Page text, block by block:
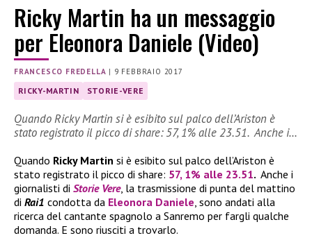
Ricky Martin ha un messaggio
per Eleonora Daniele (Video)
FRANCESCO FREDELLA | 9 FEBBRAIO 2017
RICKY-MARTIN STORIE-VERE
Quando Ricky Martin si è esibito sul palco dell’Ariston è
stato registrato il picco di share: 57, 1% alle 23.51. Anche i…
Quando Ricky Martin si è esibito sul palco dell’Ariston è
stato registrato il picco di share: 57, 1% alle 23.51. Anche i
giornalisti di Storie Vere, la trasmissione di punta del mattino
di Rai1 condotta da Eleonora Daniele, sono andati alla
ricerca del cantante spagnolo a Sanremo per fargli qualche
domanda. E sono riusciti a trovarlo.